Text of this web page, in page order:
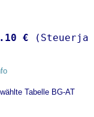
€
Tabelle BG-AT